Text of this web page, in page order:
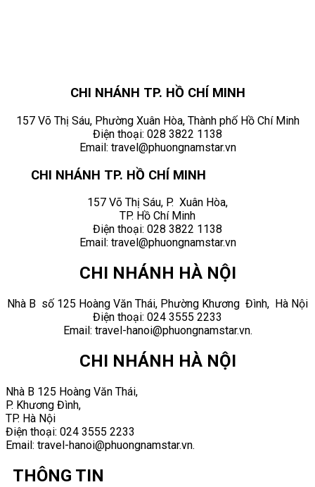
CHI NHÁNH TP. HỒ CHÍ MINH
157 Võ Thị Sáu, Phường Xuân Hòa, Thành phố Hồ Chí Minh
Điện thoại: 028 3822 1138
Email: travel@phuongnamstar.vn
CHI NHÁNH TP. HỒ CHÍ MINH
157 Võ Thị Sáu, P. Xuân Hòa,
TP. Hồ Chí Minh
Điện thoại: 028 3822 1138
Email: travel@phuongnamstar.vn
CHI NHÁNH HÀ NỘI
Nhà B số 125 Hoàng Văn Thái, Phường Khương Đình, Hà Nội
Điện thoại: 024 3555 2233
Email: travel-hanoi@phuongnamstar.vn.
CHI NHÁNH HÀ NỘI
Nhà B 125 Hoàng Văn Thái,
P. Khương Đình,
TP. Hà Nội
Điện thoại: 024 3555 2233
Email: travel-hanoi@phuongnamstar.vn.
THÔNG TIN